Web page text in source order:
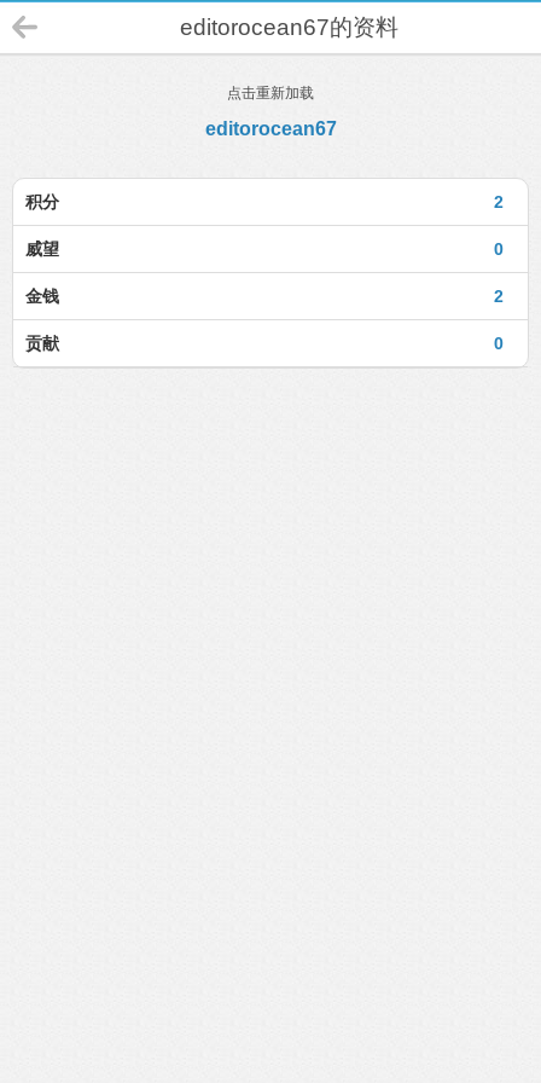
editorocean67的资料
点击重新加载
editorocean67
2
积分
0
威望
2
金钱
0
贡献